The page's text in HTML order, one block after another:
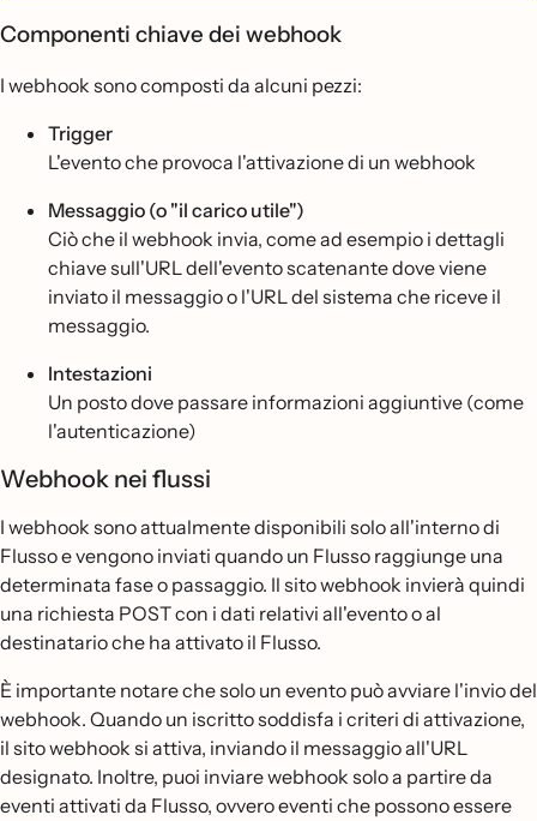
Componenti chiave dei webhook
I webhook sono composti da alcuni pezzi:
Trigger
L'evento che provoca l'attivazione di un webhook
Messaggio (o "il carico utile")
Ciò che il webhook invia, come ad esempio i dettagli
chiave sull'URL dell'evento scatenante dove viene
inviato il messaggio o l'URL del sistema che riceve il
messaggio.
Intestazioni
Un posto dove passare informazioni aggiuntive (come
l'autenticazione)
Webhook nei flussi
I webhook sono attualmente disponibili solo all'interno di
Flusso e vengono inviati quando un Flusso raggiunge una
determinata fase o passaggio. Il sito webhook invierà quindi
una richiesta POST con i dati relativi all'evento o al
destinatario che ha attivato il Flusso.
È importante notare che solo un evento può avviare l'invio del
webhook. Quando un iscritto soddisfa i criteri di attivazione,
il sito webhook si attiva, inviando il messaggio all'URL
designato. Inoltre, puoi inviare webhook solo a partire da
eventi attivati da Flusso, ovvero eventi che possono essere